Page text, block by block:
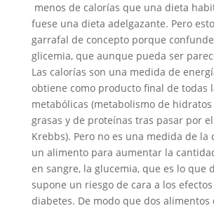
menos de calorías que una dieta
fuese una dieta adelgazante. Pero
garrafal de concepto porque
glicemia, que aunque pueda ser
Las calorías son una medida de
obtiene como producto final de todas
metabólicas (metabolismo de
grasas y de proteínas tras pasar por
Krebbs). Pero no es una medida de la
un alimento para aumentar la
en sangre, la glucemia, que es lo que
supone un riesgo de cara a los
diabetes. De modo que dos alimentos